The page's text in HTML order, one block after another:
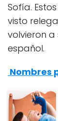
Sofía.
visto
volvieron a
español.
Nombres